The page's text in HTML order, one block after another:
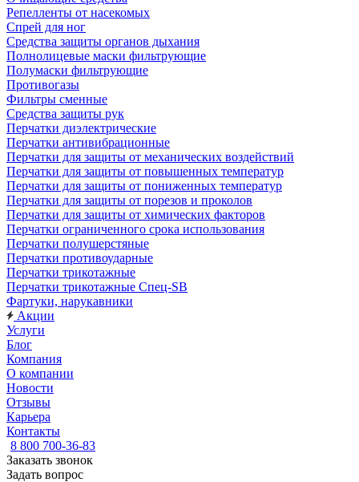
Репелленты от насекомых
Спрей для ног
Средства защиты органов дыхания
Полнолицевые маски фильтрующие
Полумаски фильтрующие
Противогазы
Фильтры сменные
Средства защиты рук
Перчатки диэлектрические
Перчатки антивибрационные
Перчатки для защиты от механических воздействий
Перчатки для защиты от повышенных температур
Перчатки для защиты от пониженных температур
Перчатки для защиты от порезов и проколов
Перчатки для защиты от химических факторов
Перчатки ограниченного срока использования
Перчатки полушерстяные
Перчатки противоударные
Перчатки трикотажные
Перчатки трикотажные Спец-SB
Фартуки, нарукавники
Акции
Услуги
Блог
Компания
О компании
Новости
Отзывы
Карьера
Контакты
8 800 700-36-83
Заказать звонок
Задать вопрос